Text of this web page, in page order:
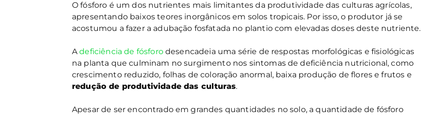
O fósforo é um dos nutrientes mais limitantes da produtividade das culturas agrícolas,
apresentando baixos teores inorgânicos em solos tropicais. Por isso, o produtor já se
acostumou a fazer a adubação fosfatada no plantio com elevadas doses deste nutriente.
Adeficiência de fósforodesencadeia uma série de respostas morfológicas e fisiológicas
na planta que culminam no surgimento nos sintomas de deficiência nutricional, como
crescimento reduzido, folhas de coloração anormal, baixa produção de flores e frutos e
redução de produtividade das culturas.
Apesar de ser encontrado em grandes quantidades no solo, a quantidade de fósforo